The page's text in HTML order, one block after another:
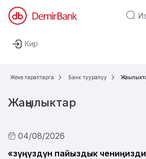
Негизги мазмунга өтүү
Кирүү
Депозиттер
Жеке тараптарга Банк тууралуу
Жаңылыктар
04/08/2026
«Өзүңүздүн пайыздык